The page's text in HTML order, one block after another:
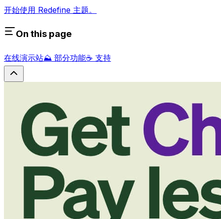
开始使用 Redefine 主题。
On this page
在线演示站⛰ 部分功能☕ 支持